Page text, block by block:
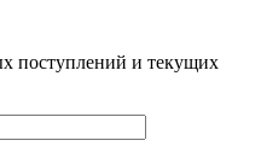
поступлений и текущих